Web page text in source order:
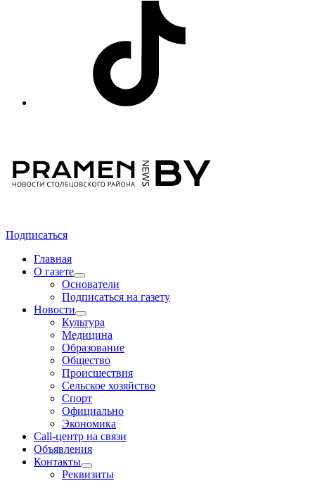
Подписаться
Главная
О газете
Основатели
Подписаться на газету
Новости
Культура
Медицина
Образование
Общество
Происшествия
Сельское хозяйство
Спорт
Официально
Экономика
Call-центр на связи
Объявления
Контакты
Реквизиты